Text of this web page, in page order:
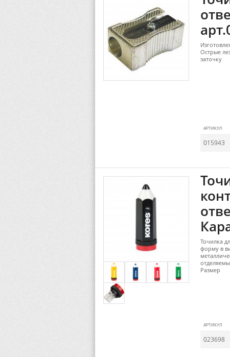
Острые
заточку
АРТИКУЛ
015943
Точилка
форму в
Размер
АРТИКУЛ
023698